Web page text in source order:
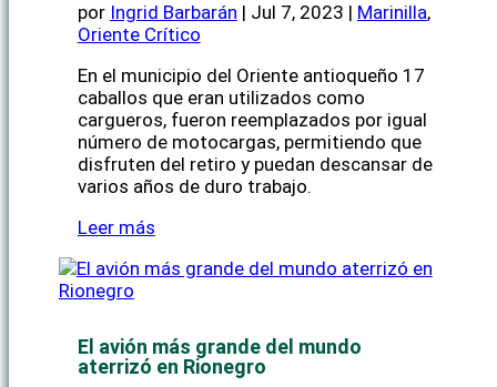
por Ingrid Barbarán | Jul 7, 2023 | Marinilla,
Oriente Crítico
En el municipio del Oriente antioqueño 17
caballos que eran utilizados como
cargueros, fueron reemplazados por igual
número de motocargas, permitiendo que
disfruten del retiro y puedan descansar de
varios años de duro trabajo.
Leer más
El avión más grande del mundo
aterrizó en Rionegro